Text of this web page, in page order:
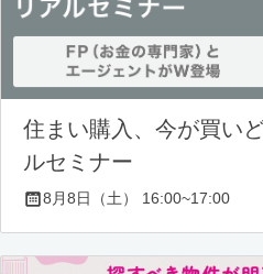
住まい購入、今が買い
ルセミナー
8月8日（土） 16:00~17:00